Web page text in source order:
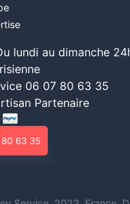
lundi au dimanche
06 07 80 63 35
Partenaire
63 35